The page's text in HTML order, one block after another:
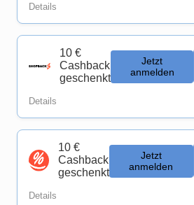
Details
10 €
Cashback
geschenkt
Jetzt
anmelden
Details
10 €
Cashback
geschenkt
Jetzt
anmelden
Details